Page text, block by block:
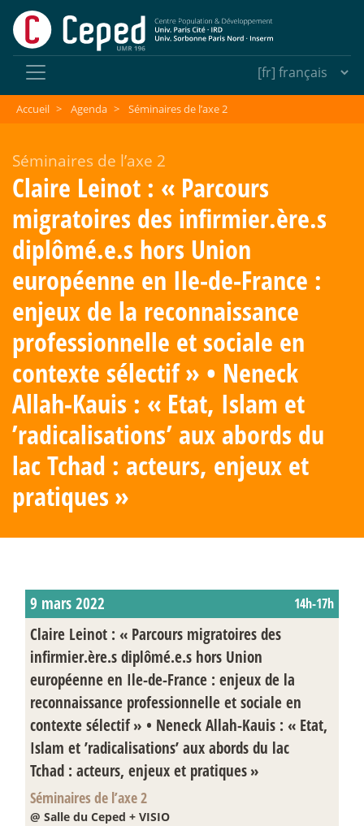
Accueil > Agenda > Séminaires de l’axe 2
Séminaires de l’axe 2
Claire Leinot : « Parcours
migratoires des infirmier.ère.s
diplômé.e.s hors Union
européenne en Ile-de-France :
enjeux de la reconnaissance
professionnelle et sociale en
contexte sélectif» • Neneck
Allah-Kauis : « Etat, Islam et
’radicalisations’ aux abords du
lac Tchad : acteurs, enjeux et
pratiques »
9 mars 2022 14h-17h
Claire Leinot : « Parcours migratoires des
infirmier.ère.s diplômé.e.s hors Union
européenne en Ile-de-France : enjeux de la
reconnaissance professionnelle et sociale en
contexte sélectif» • Neneck Allah-Kauis : « Etat,
Islam et ’radicalisations’ aux abords du lac
Tchad : acteurs, enjeux et pratiques»
Séminaires de l’axe 2
@ Salle du Ceped + VISIO